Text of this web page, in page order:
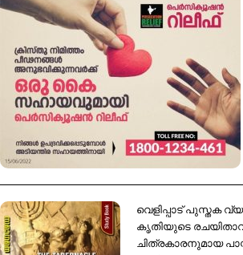
വെളിപ്പാട് പുസ്തക
കൃതിയുടെ
ചിത്രകാരനുമായ